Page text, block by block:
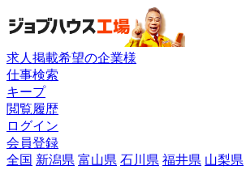
求人掲載希望の企業様
仕事検索
キープ
閲覧履歴
ログイン
会員登録
全国 新潟県 富山県 石川県 福井県 山梨県